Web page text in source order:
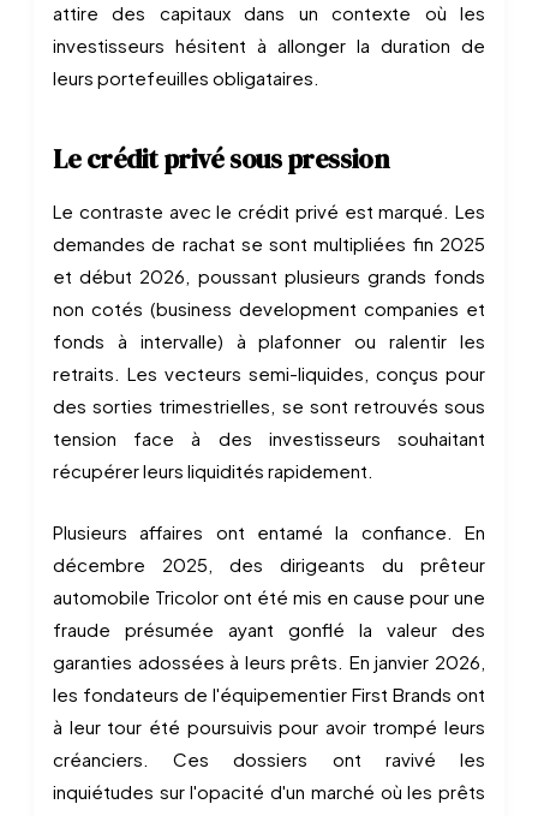
attire des capitaux dans un contexte où les
investisseurs hésitent à allonger la duration de
leurs portefeuilles obligataires.
Le crédit privé sous pression
Le contraste avec le crédit privé est marqué. Les
demandes de rachat se sont multipliées fin 2025
et début 2026, poussant plusieurs grands fonds
non cotés (business development companies et
fonds à intervalle) à plafonner ou ralentir les
retraits. Les vecteurs semi-liquides, conçus pour
des sorties trimestrielles, se sont retrouvés sous
tension face à des investisseurs souhaitant
récupérer leurs liquidités rapidement.
Plusieurs affaires ont entamé la confiance. En
décembre 2025, des dirigeants du prêteur
automobile Tricolor ont été mis en cause pour une
fraude présumée ayant gonflé la valeur des
garanties adossées à leurs prêts. En janvier 2026,
les fondateurs de l'équipementier First Brands ont
à leur tour été poursuivis pour avoir trompé leurs
créanciers. Ces dossiers ont ravivé les
inquiétudes sur l'opacité d'un marché où les prêts